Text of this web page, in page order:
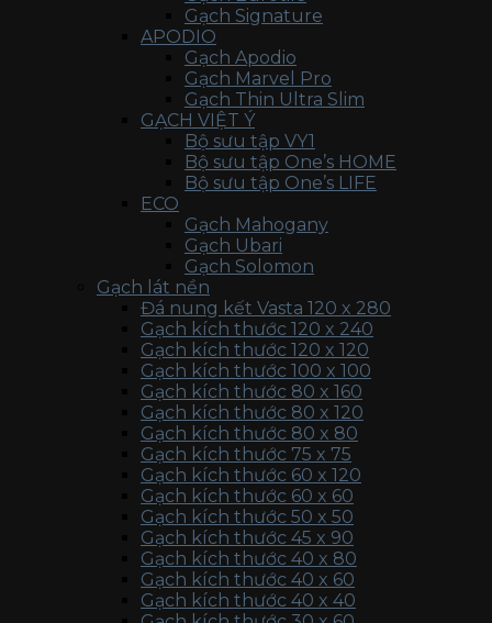
Gạch Signature
APODIO
Gạch Apodio
Gạch Marvel Pro
Gạch Thin Ultra Slim
GẠCH VIỆT Ý
Bộ sưu tập VY1
Bộ sưu tập One’s HOME
Bộ sưu tập One’s LIFE
ECO
Gạch Mahogany
Gạch Ubari
Gạch Solomon
Gạch lát nền
Đá nung kết Vasta 120 x 280
Gạch kích thước 120 x 240
Gạch kích thước 120 x 120
Gạch kích thước 100 x 100
Gạch kích thước 80 x 160
Gạch kích thước 80 x 120
Gạch kích thước 80 x 80
Gạch kích thước 75 x 75
Gạch kích thước 60 x 120
Gạch kích thước 60 x 60
Gạch kích thước 50 x 50
Gạch kích thước 45 x 90
Gạch kích thước 40 x 80
Gạch kích thước 40 x 60
Gạch kích thước 40 x 40